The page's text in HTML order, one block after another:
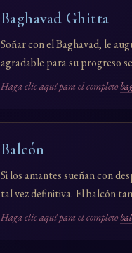
Baghavad Ghitta
Soñar con el Baghavad, le
agradable para su progreso
Haga clic aquí para el completo
Balcón
Si los amantes sueñan con
tal vez definitiva. El balcón
Haga clic aquí para el completo